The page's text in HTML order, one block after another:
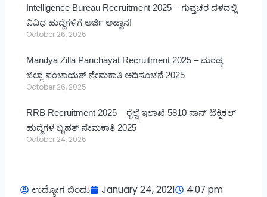
Intelligence Bureau Recruitment 2025 – ಗುಪ್ತಚರ ದಳದಲ್ಲಿ
ವಿವಿಧ ಹುದ್ದೆಗಳಿಗೆ ಅರ್ಜಿ ಅಹ್ವಾನ!
October 26, 2025
Mandya Zilla Panchayat Recruitment 2025 – ಮಂಡ್ಯ
ಜಿಲ್ಲಾ ಪಂಚಾಯತ್ ನೇಮಕಾತಿ ಅಧಿಸೂಚನೆ 2025
October 26, 2025
RRB Recruitment 2025 – ರೈಲ್ವೆ ಇಲಾಖೆ 5810 ನಾನ್ ಟೆಕ್ನಿಕಲ್
ಹುದ್ದೆಗಳ ಬೃಹತ್ ನೇಮಕಾತಿ 2025
October 24, 2025
ಉದ್ಯೋಗ ಬಿಂದು January 24, 2021 4:07 pm